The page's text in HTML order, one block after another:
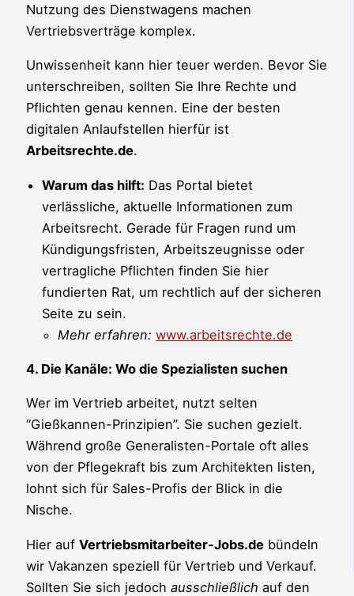
Nutzung des Dienstwagens machen
Vertriebsverträge komplex.
Unwissenheit kann hier teuer werden. Bevor Sie
unterschreiben, sollten Sie Ihre Rechte und
Pflichten genau kennen. Eine der besten
digitalen Anlaufstellen hierfür ist
Arbeitsrechte.de.
Warum das hilft: Das Portal bietet
verlässliche, aktuelle Informationen zum
Arbeitsrecht. Gerade für Fragen rund um
Kündigungsfristen, Arbeitszeugnisse oder
vertragliche Pflichten finden Sie hier
fundierten Rat, um rechtlich auf der sicheren
Seite zu sein.
Mehr erfahren: www.arbeitsrechte.de
4. Die Kanäle: Wo die Spezialisten suchen
Wer im Vertrieb arbeitet, nutzt selten
“Gießkannen-Prinzipien”. Sie suchen gezielt.
Während große Generalisten-Portale oft alles
von der Pflegekraft bis zum Architekten listen,
lohnt sich für Sales-Profis der Blick in die
Nische.
Hier aufVertriebsmitarbeiter-Jobs.de bündeln
wir Vakanzen speziell für Vertrieb und Verkauf.
Sollten Sie sich jedochausschließlich auf den